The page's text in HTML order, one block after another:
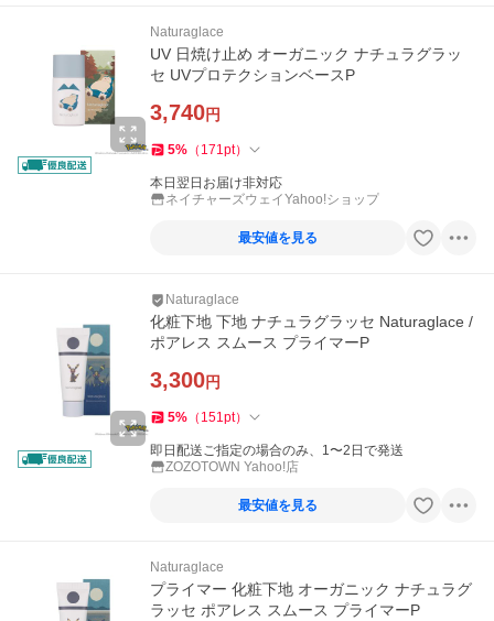
Naturaglace
UV 日焼け止め オーガニック ナチュラグラッ
セ UVプロテクションベースP
3,740円
5% （ 171pt）
本日翌日お届け非対応
ネイチャーズウェイYahoo!ショップ
最安値を見る
Naturaglace
化粧下地 下地 ナチュラグラッセ Naturaglace /
ポアレス スムース プライマーP
3,300円
5% （ 151pt）
即日配送ご指定の場合のみ、1〜2日で発送
ZOZOTOWN Yahoo!店
最安値を見る
Naturaglace
プライマー 化粧下地 オーガニック ナチュラグ
ラッセ ポアレス スムース プライマーP